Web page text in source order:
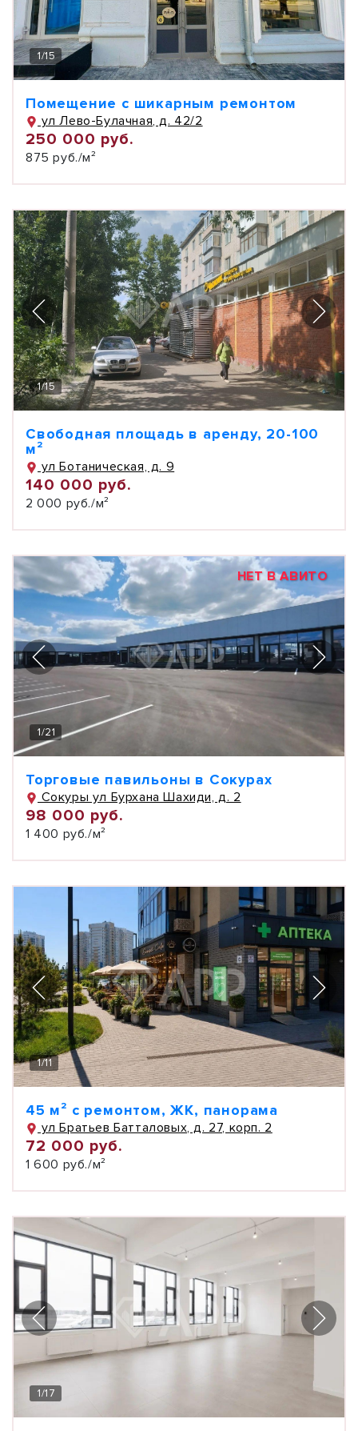
1/15
Помещение с шикарным ремонтом
ул Лево-Булачная, д. 42/2
250 000 руб.
875 руб./м²
1/15
Свободная площадь в аренду, 20-100
м²
ул Ботаническая, д. 9
140 000 руб.
2 000 руб./м²
НЕТ В АВИТО
1/21
Торговые павильоны в Сокурах
Сокуры ул Бурхана Шахиди, д. 2
98 000 руб.
1 400 руб./м²
1/11
45 м² с ремонтом, ЖК, панорама
ул Братьев Батталовых, д. 27, корп. 2
72 000 руб.
1 600 руб./м²
1/17